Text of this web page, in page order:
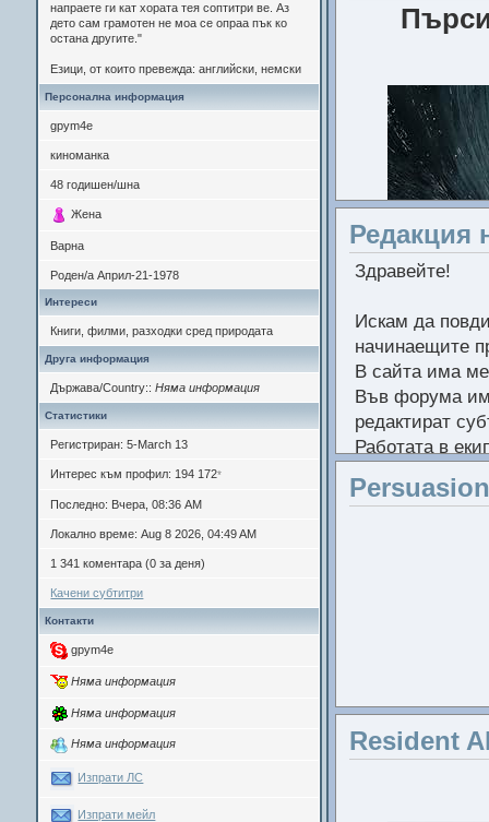
напраете ги кат хората тея соптитри ве. Аз
дето сам грамотен не моа се опраа пък ко
остана другите."
Езици, от които превежда: английски, немски
Персонална информация
gpym4e
киноманка
48 годишен/шна
Жена
Варна
Роден/аАприл-21-1978
Интереси
Книги, филми, разходки сред природата
Друга информация
Държава/Country::Няма информация
Статистики
Регистриран: 5-March 13
Интерес към профил: 194 172*
Последно: Вчера, 08:36 AM
Локално време: Aug 8 2026, 04:49 AM
1 341 коментара (0 за деня)
Качени субтитри
Контакти
gpym4e
Няма информация
Няма информация
Няма информация
Изпрати ЛС
Изпрати мейл
Режисьори:
В ролите:
Резюме :
Редакция
Здравейте!
Искам да
начинаещите
В сайта има
Във форума
редактират
Работата в
Не се
Resident